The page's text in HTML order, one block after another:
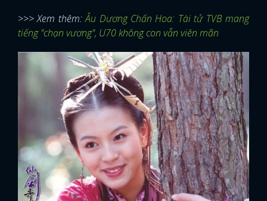
>>> Xem thêm:Âu Dương Chấn Hoa: Tài tử TVB mang
tiếng "chạn vương", U70 không con vẫn viên mãn